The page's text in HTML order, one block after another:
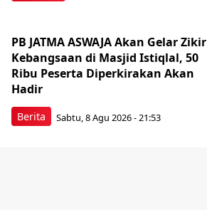
Berita
PB JATMA ASWAJA Akan Gelar Zikir
Kebangsaan di Masjid Istiqlal, 50
Ribu Peserta Diperkirakan Akan
Hadir
Sabtu, 8 Agu 2026 - 21:53